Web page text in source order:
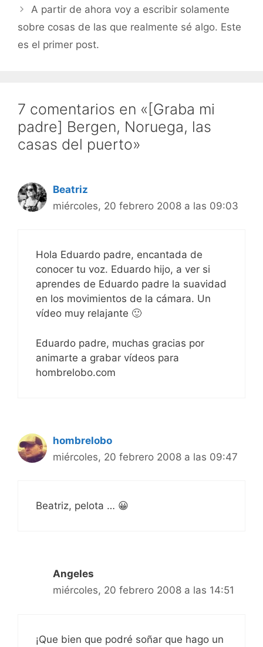
animado a colaborar en
un sitio que se llama
A partir de ahora voy a escribir solamente
sobre cosas de las que realmente sé algo. Este
es el primer post.
7 comentarios en «[Graba mi
padre] Bergen, Noruega, las
casas del puerto»
Beatriz
miércoles, 20 febrero 2008 a las 09:03
Hola Eduardo padre, encantada de
conocer tu voz. Eduardo hijo, a ver si
aprendes de Eduardo padre la suavidad
en los movimientos de la cámara. Un
vídeo muy relajante 🙂
Eduardo padre, muchas gracias por
animarte a grabar vídeos para
hombrelobo.com
hombrelobo
miércoles, 20 febrero 2008 a las 09:47
Beatriz, pelota … 😀
Angeles
miércoles, 20 febrero 2008 a las 14:51
¡Que bien que podré soñar que hago un